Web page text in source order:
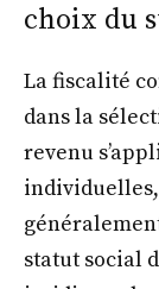
choix du
La fiscalité
dans la
revenu
statut social